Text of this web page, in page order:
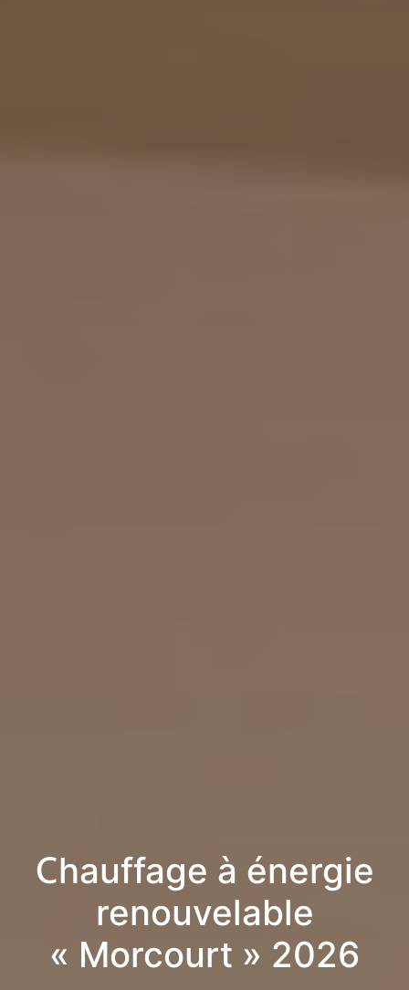
Chauffage à énergie
renouvelable
« Morcourt » 2026